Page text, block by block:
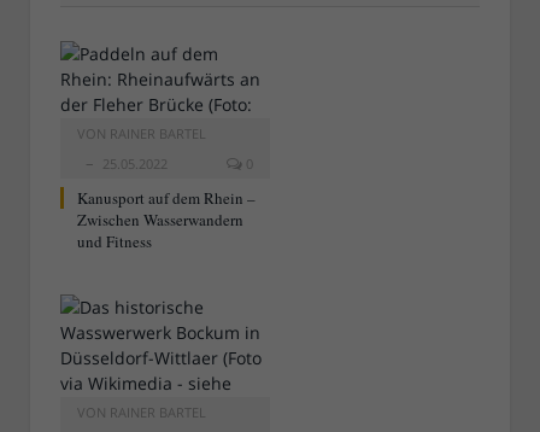
VON RAINER BARTEL
25.05.2022
0
Kanusport auf dem Rhein –
Zwischen Wasserwandern
und Fitness
VON RAINER BARTEL